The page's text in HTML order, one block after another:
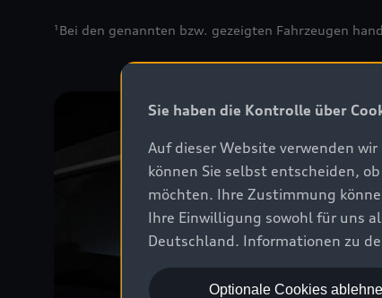
¹Bei den genannten bzw. gezeigten Fahrzeugen
Sie haben die Kontrolle über
Auf dieser Website verwenden
können Sie selbst entscheiden,
möchten. Ihre Zustimmung
Ihre Einwilligung sowohl für uns
Deutschland. Informationen zu
Optionale Cookies